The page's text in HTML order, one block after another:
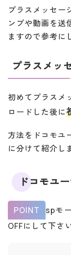
プラスメッセー
ンプや動画を送
ますので参考に
プラスメッ
初めてプラスメ
ロードした後に
方法をドコモユ
に分けて紹介し
ドコモユ
POINT
spモ
OFFにして下さい